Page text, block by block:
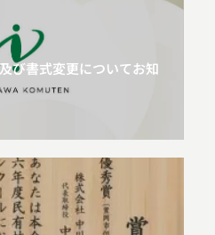
び書式変更についてお知